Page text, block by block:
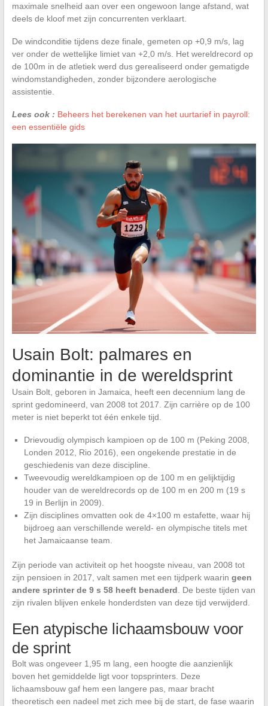
maximale snelheid aan over een ongewoon lange afstand, wat
deels de kloof met zijn concurrenten verklaart.
De windconditie tijdens deze finale, gemeten op +0,9 m/s, lag
ver onder de wettelijke limiet van +2,0 m/s. Het wereldrecord op
de 100m in de atletiek werd dus gerealiseerd onder gematigde
windomstandigheden, zonder bijzondere aerologische
assistentie.
Lees ook : Beheers het berekenen van het uurtarief in payroll:
een essentiële gids
Usain Bolt: palmares en
dominantie in de wereldsprint
Usain Bolt, geboren in Jamaica, heeft een decennium lang de
sprint gedomineerd, van 2008 tot 2017. Zijn carrière op de 100
meter is niet beperkt tot één enkele tijd.
Drievoudig olympisch kampioen op de 100 m (Peking 2008,
Londen 2012, Rio 2016), een ongekende prestatie in de
geschiedenis van deze discipline.
Tweevoudig wereldkampioen op de 100 m en gelijktijdig
houder van de wereldrecords op de 100 m en 200 m (19 s
19 in Berlijn in 2009).
Zijn disciplines omvatten ook de 4×100 m estafette, waar hij
bijdroeg aan verschillende wereld- en olympische titels met
het Jamaicaanse team.
Zijn periode van activiteit op het hoogste niveau, van 2008 tot
zijn pensioen in 2017, valt samen met een tijdperk waarin geen
andere sprinter de 9 s 58 heeft benaderd . De beste tijden van
zijn rivalen blijven enkele honderdsten van deze tijd verwijderd.
Een atypische lichaamsbouw voor
de sprint
Bolt was ongeveer 1,95 m lang, een hoogte die aanzienlijk
boven het gemiddelde ligt voor topsprinters. Deze
lichaamsbouw gaf hem een langere pas, maar bracht
theoretisch een nadeel met zich mee bij de start, de fase waarin